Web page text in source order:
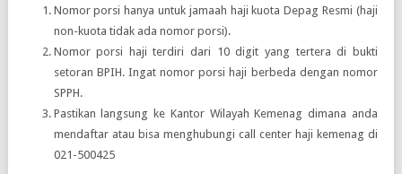
Nomor porsi hanya untuk jamaah haji kuota Depag Resmi (haji
non-kuota tidak ada nomor porsi).
Nomor porsi haji terdiri dari 10 digit yang tertera di bukti
setoran BPIH. Ingat nomor porsi haji berbeda dengan nomor
SPPH.
Pastikan langsung ke Kantor Wilayah Kemenag dimana anda
mendaftar atau bisa menghubungi call center haji kemenag di
021-500425